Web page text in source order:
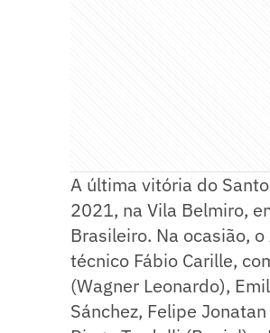
A última vitória do
2021, na Vila Belmiro,
Brasileiro. Na ocasião,
técnico Fábio Carille,
(Wagner Leonardo),
Sánchez, Felipe